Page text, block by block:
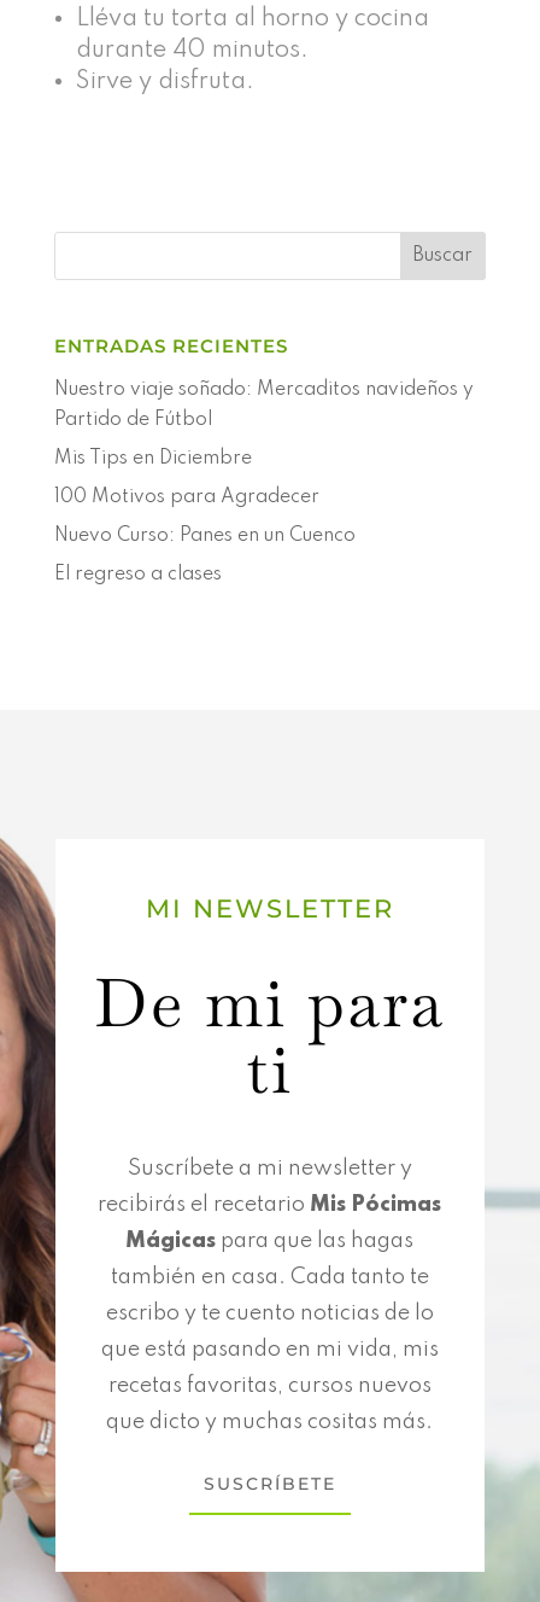
Lléva tu torta al horno y cocina
durante 40 minutos.
Sirve y disfruta.
ENTRADAS RECIENTES
Nuestro viaje soñado: Mercaditos navideños y
Partido de Fútbol
Mis Tips en Diciembre
100 Motivos para Agradecer
Nuevo Curso: Panes en un Cuenco
El regreso a clases
MI NEWSLETTER
De mi para
ti
Suscríbete a mi newsletter y
recibirás el recetario Mis Pócimas
Mágicas para que las hagas
también en casa. Cada tanto te
escribo y te cuento noticias de lo
que está pasando en mi vida, mis
recetas favoritas, cursos nuevos
que dicto y muchas cositas más.
SUSCRÍBETE